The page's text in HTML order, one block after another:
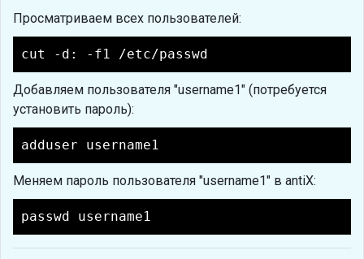
Просматриваем всех пользователей:
cut -d: -f1 /etc/passwd
Добавляем пользователя "username1" (потребуется
установить пароль):
adduser username1
Меняем пароль пользователя "username1" в antiX:
passwd username1